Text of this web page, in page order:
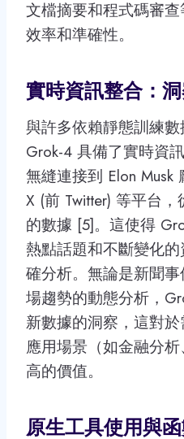
文檔摘要和程式碼審
效率和準確性。
實時資訊整合：
與許多依賴靜態訓練數
Grok-4 具備了實時資
無縫連接到 Elon Musk
X (前 Twitter) 等平台
的數據 [5]。這使得
熱點話題和不斷變化
確分析。無論是新聞
場趨勢的動態分析，
新數據的洞察，這對
應用場景（如金融分
高的價值。
原生工具使用與